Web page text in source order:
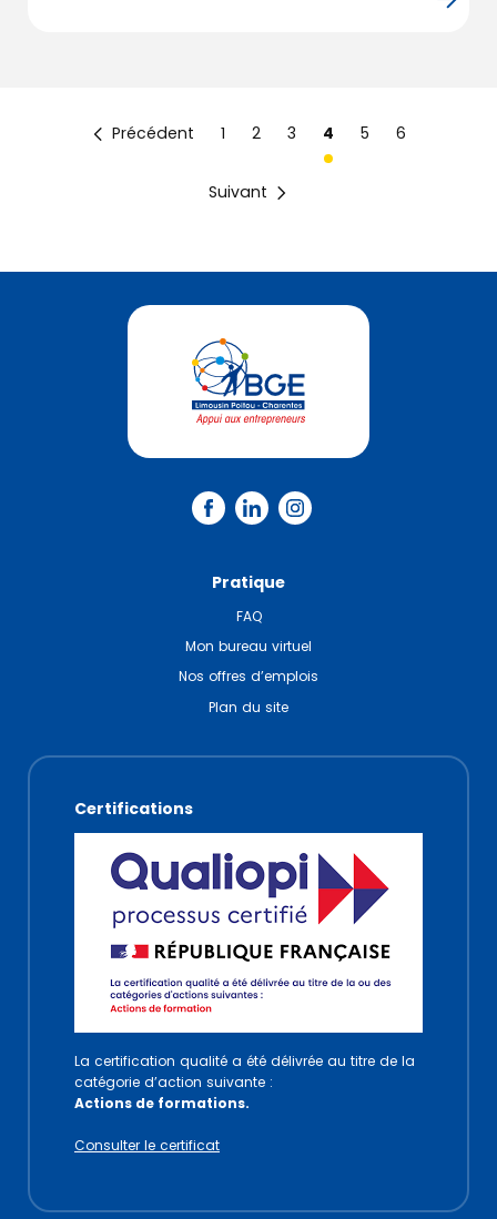
Précédent 1 2 3 4 5 6
Suivant
Pratique
FAQ
Mon bureau virtuel
Nos offres d’emplois
Plan du site
Certifications
La certification qualité a été délivrée au titre de la
catégorie d’action suivante :
Actions de formations.
Consulter le certificat